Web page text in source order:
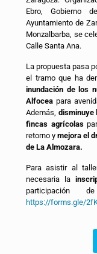
Ebro, Gobierno
Ayuntamiento de
Monzalbarba, se
Calle Santa Ana.
La propuesta pasa
el tramo que ha
inundación de los
Alfocea para
Además, disminuye
fincas agrícolas
retorno y mejora el
de La Almozara.
Para asistir al
necesaria la
participación
https://forms.gle/